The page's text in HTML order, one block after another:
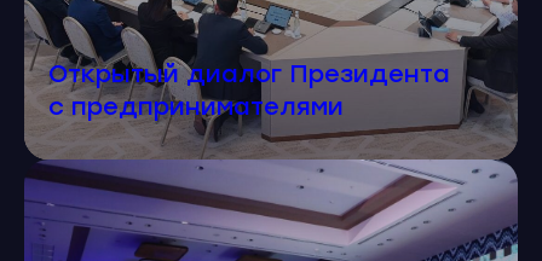
Открытый диалог Президента
с предпринимателями